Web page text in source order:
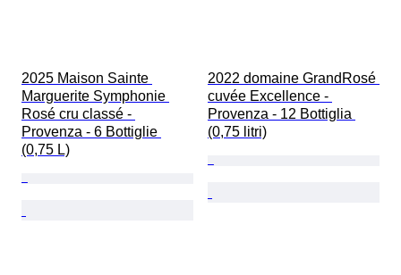
2025 Maison Sainte
Marguerite Symphonie
Rosé cru classé -
Provenza - 6 Bottiglie
(0,75 L)
2022 domaine GrandRosé
cuvée Excellence -
Provenza - 12 Bottiglia
(0,75 litri)